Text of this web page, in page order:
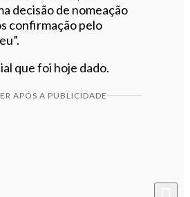
decisão de nomeação
confirmação pelo
que foi hoje dado.
APÓS A PUBLICIDADE